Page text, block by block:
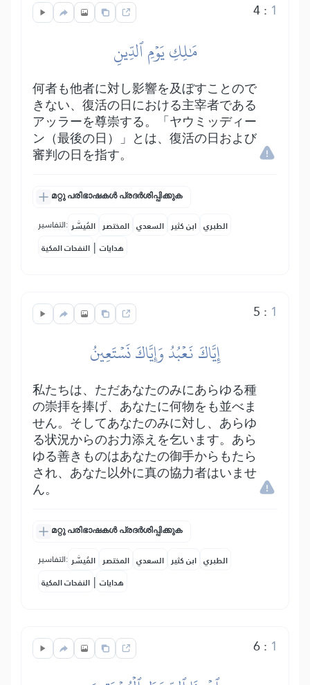
4: 1
مَٰلِكِ يَوۡمِ ٱلدِّينِ
何者も他者に対し影響を及ぼすことので
きない、復活の日における主宰者である
アッラーを尊崇する。「ヤウミッディー
ン（最後の日）」とは、復活の日および
審判の日を指す。
മറ്റു പരിഭാഷകൾ പ്രദർശിപ്പിക്കുക
التفاسير: المُيسَّر المختصر السعدي ابن كثير الطبري
النفحات المكية | هدايات
5 : 1
إِيَّاكَ نَعۡبُدُ وَإِيَّاكَ نَسۡتَعِينُ
私たちは、ただあなたのみにあらゆる種
の崇拝を捧げ、あなたに何物をも並べま
せん。そしてあなたのみに対し、あらゆ
る状況からのお力添えを乞います。あら
ゆる善きものはあなたの御手からもたら
され、あなた以外に真の協力者はいませ
ん。
മറ്റു പരിഭാഷകൾ പ്രദർശിപ്പിക്കുക
التفاسير: المُيسَّر المختصر السعدي ابن كثير الطبري
النفحات المكية | هدايات
6: 1